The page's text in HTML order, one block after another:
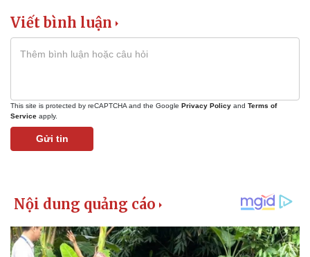
Viết bình luận
This site is protected by reCAPTCHA and the Google Privacy Policy and Terms of
Service apply.
Gửi tin